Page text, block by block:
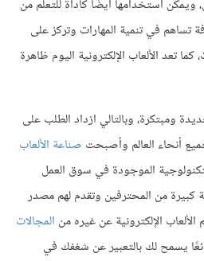
ويمكن استخدامها أيضًا كأداة للتعلم من
تساهم في تنمية المهارات وتركز على
تعد الألعاب الإلكترونية اليوم ظاهرة
ومبتكرة، وبالتالي ازداد الطلب على
أنحاء العالم وأصبحت صناعة الألعاب
الموجودة في سوق العمل
من المحترفين وتقدم لهم مصدر
الإلكترونية عن غيره من المجالات
يسمح لك بالتعبير عن شغفك في